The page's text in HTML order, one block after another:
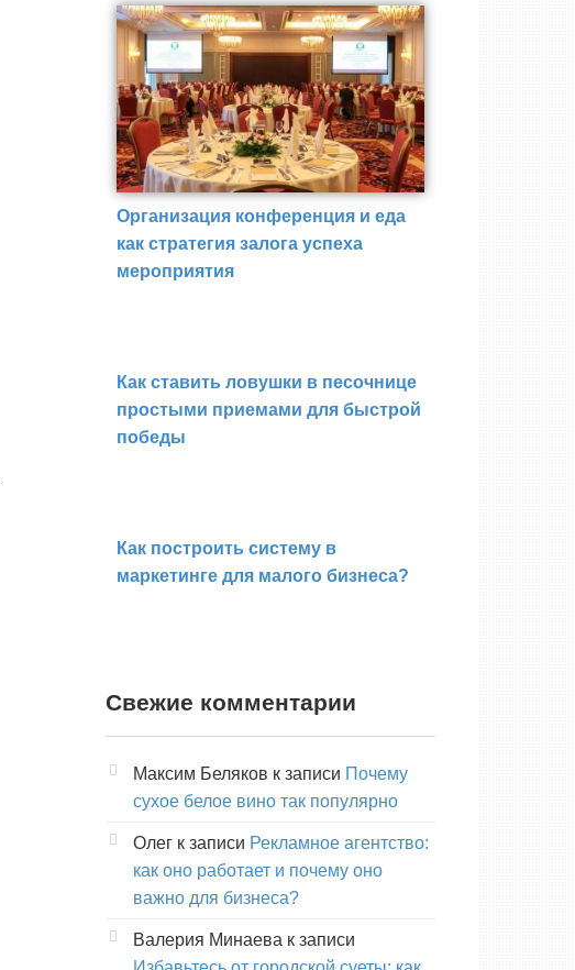
Организация конференция и еда
как стратегия залога успеха
мероприятия
Как ставить ловушки в песочнице
простыми приемами для быстрой
победы
Как построить систему в
маркетинге для малого бизнеса?
Свежие комментарии
Максим Беляков к записи Почему
сухое белое вино так популярно
Олег к записи Рекламное агентство:
как оно работает и почему оно
важно для бизнеса?
Валерия Минаева к записи